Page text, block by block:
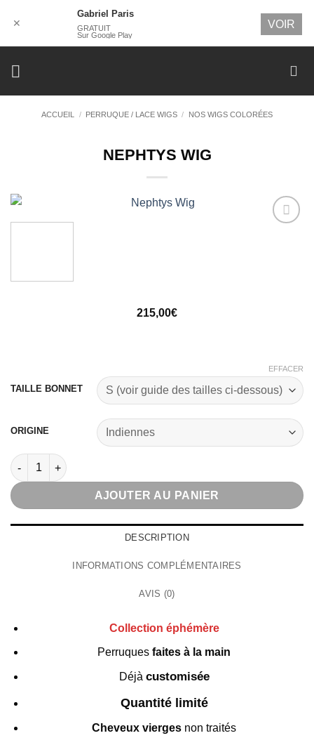
ACCUEIL / PERRUQUE / LACE WIGS / NOS WIGS COLORÉES
NEPHTYS WIG
215,00€
TAILLE BONNET
ORIGINE
EFFACER
quantité de Nephtys Wig
AJOUTER AU PANIER
DESCRIPTION
INFORMATIONS COMPLÉMENTAIRES
AVIS (0)
Collection éphémère
Perruquesfaites à la main
Déjà customisée
Quantité limité
Cheveux vierges non traités
✕
Gabriel Paris
GRATUIT
Sur Google Play
VOIR